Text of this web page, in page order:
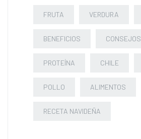
FRUTA VERDURA
BENEFICIOS CONSEJOS
PROTEÍNA CHILE
POLLO ALIMENTOS
RECETA NAVIDEÑA